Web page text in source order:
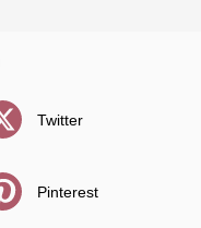
Twitter
Pinterest